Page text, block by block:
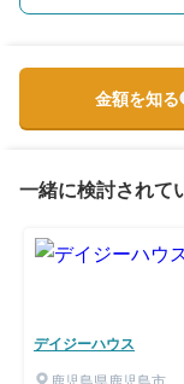
金額を知る
一緒に検討されて
デイジーハウス
鹿児島県鹿児島市